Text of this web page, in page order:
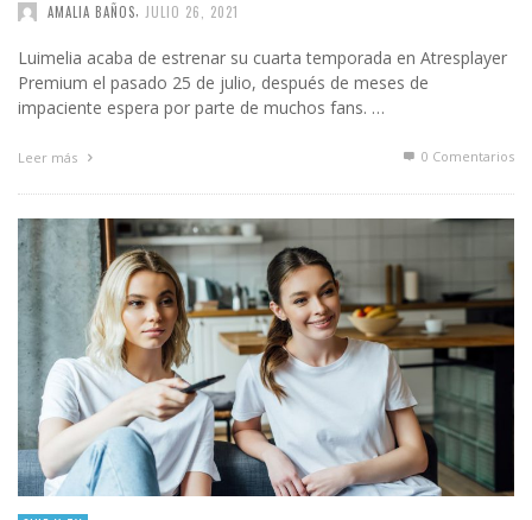
AMALIA BAÑOS JULIO 26, 2021
Luimelia acaba de estrenar su cuarta temporada en Atresplayer
Premium el pasado 25 de julio, después de meses de
impaciente espera por parte de muchos fans. …
Leer más 0 Comentarios